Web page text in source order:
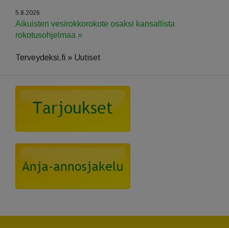
5.8.2026
Aikuisten vesirokkorokote osaksi kansallista
rokotusohjelmaa »
Terveydeksi.fi » Uutiset